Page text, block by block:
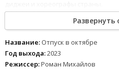
12345 678
Развернуть
Название: Отпуск в октябре
Год выхода:2023
Режиссер:Роман Михайлов